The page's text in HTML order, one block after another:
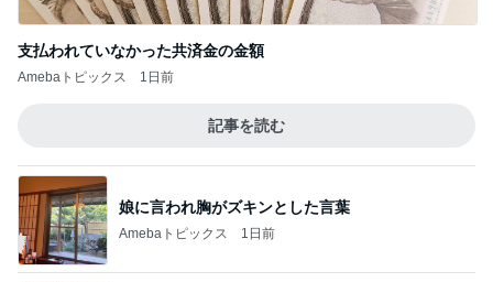
支払われていなかった共済金の金額
Amebaトピックス 1日前
記事を読む
娘に言われ胸がズキンとした言葉
Amebaトピックス 1日前